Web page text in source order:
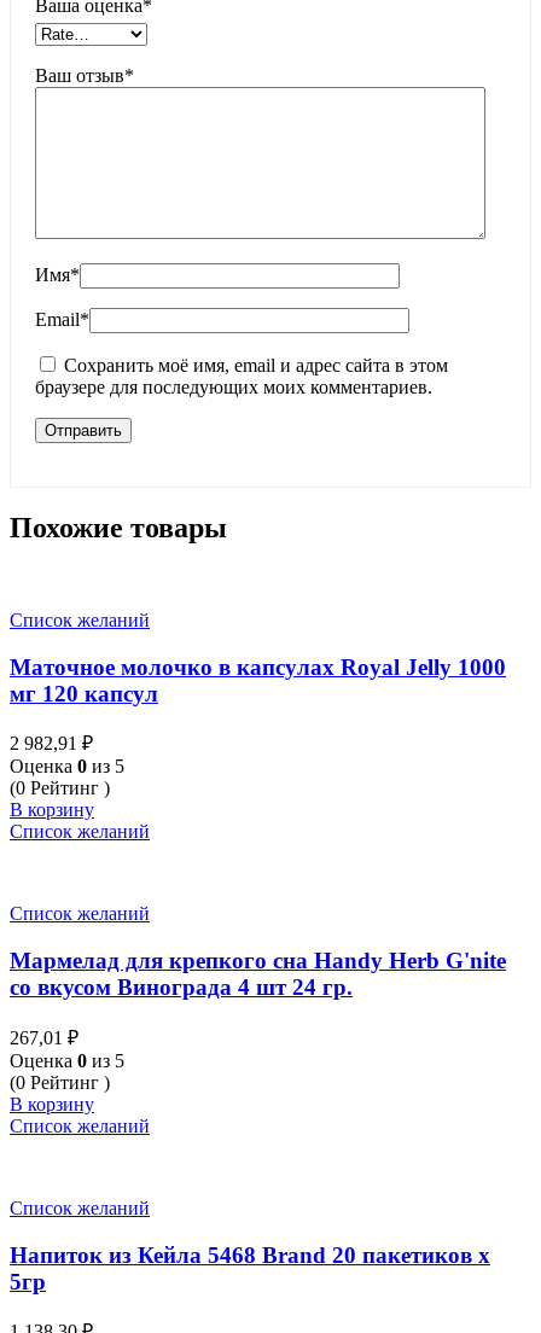
Ваша оценка*
Ваш отзыв*
Имя*
Email*
Сохранить моё имя, email и адрес сайта в этом
браузере для последующих моих комментариев.
Похожие товары
Список желаний
Маточное молочко в капсулах Royal Jelly 1000
мг 120 капсул
2 982,91 ₽
Оценка 0 из 5
(0 Рейтинг )
В корзину
Список желаний
Список желаний
Мармелад для крепкого сна Handy Herb G'nite
со вкусом Винограда 4 шт 24 гр.
267,01 ₽
Оценка 0 из 5
(0 Рейтинг )
В корзину
Список желаний
Список желаний
Напиток из Кейла 5468 Brand 20 пакетиков x
5гр